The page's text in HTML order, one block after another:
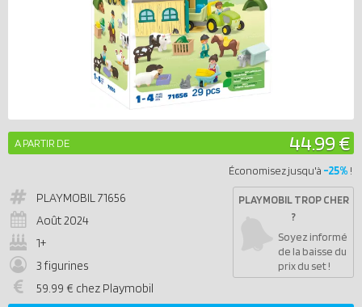
A PARTIR DE 44.99 €
Économisez jusqu'à -25% !
PLAYMOBIL71656
Août 2024
1+
3 figurines
59.99 € chez Playmobil
PLAYMOBIL TROP CHER
?
Soyez informé
de la baisse du
prix du set !